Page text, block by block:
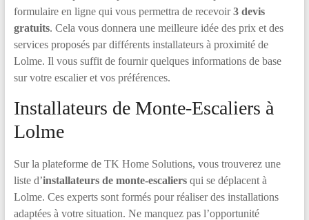
formulaire en ligne qui vous permettra de recevoir3 devis
gratuits. Cela vous donnera une meilleure idée des prix et des
services proposés par différents installateurs à proximité de
Lolme. Il vous suffit de fournir quelques informations de base
sur votre escalier et vos préférences.
Installateurs de Monte-Escaliers à
Lolme
Sur la plateforme de TK Home Solutions, vous trouverez une
liste d’installateurs de monte-escaliersqui se déplacent à
Lolme. Ces experts sont formés pour réaliser des installations
adaptées à votre situation. Ne manquez pas l’opportunité